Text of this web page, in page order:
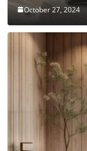
October 27, 2024